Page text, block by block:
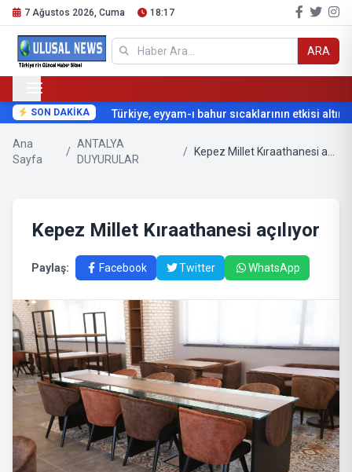
7 Ağustos 2026, Cuma 18:17
ARA
SON DAKİKA Türkiye, eyyam-ı bahur sıcaklarının etkisi altına
Ana
Sayfa
/
ANTALYA
DUYURULAR
/
Kepez Millet Kıraathanesi açılıyor
Paylaş: Facebook Twitter WhatsApp